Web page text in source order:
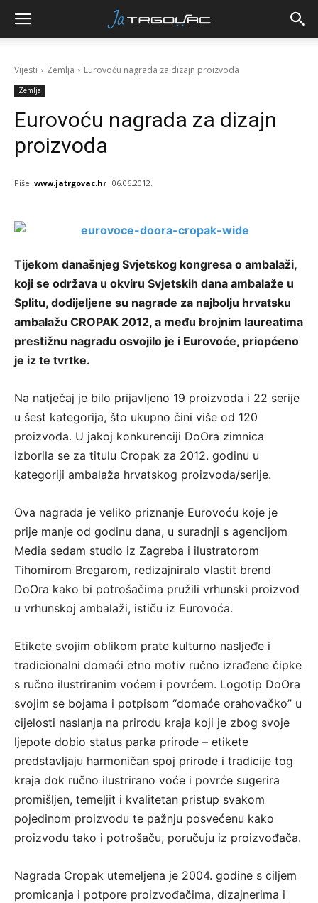
Vijesti Zemlja Eurovoću nagrada za dizajn proizvoda
Zemlja
Eurovoću nagrada za dizajn
proizvoda
Piše: www.jatrgovac.hr 06.06.2012.
Tijekom današnjeg Svjetskog kongresa o ambalaži,
koji se održava u okviru Svjetskih dana ambalaže u
Splitu, dodijeljene su nagrade za najbolju hrvatsku
ambalažu CROPAK 2012, a među brojnim laureatima
prestižnu nagradu osvojilo je i Eurovoće, priopćeno
je iz te tvrtke.
Na natječaj je bilo prijavljeno 19 proizvoda i 22 serije
u šest kategorija, što ukupno čini više od 120
proizvoda. U jakoj konkurenciji DoOra zimnica
izborila se za titulu Cropak za 2012. godinu u
kategoriji ambalaža hrvatskog proizvoda/serije.
Ova nagrada je veliko priznanje Eurovoću koje je
prije manje od godinu dana, u suradnji s agencijom
Media sedam studio iz Zagreba i ilustratorom
Tihomirom Bregarom, redizajniralo vlastit brend
DoOra kako bi potrošačima pružili vrhunski proizvod
u vrhunskoj ambalaži, ističu iz Eurovoća.
Etikete svojim oblikom prate kulturno nasljeđe i
tradicionalni domaći etno motiv ručno izrađene čipke
s ručno ilustriranim voćem i povrćem. Logotip DoOra
svojim se bojama i potpisom “domaće orahovačko” u
cijelosti naslanja na prirodu kraja koji je zbog svoje
ljepote dobio status parka prirode – etikete
predstavljaju harmoničan spoj prirode i tradicije tog
kraja dok ručno ilustrirano voće i povrće sugerira
promišljen, temeljit i kvalitetan pristup svakom
pojedinom proizvodu te pažnju posvećenu kako
proizvodu tako i potrošaču, poručuju iz proizvođača.
Nagrada Cropak utemeljena je 2004. godine s ciljem
promicanja i potpore proizvođačima, dizajnerima i